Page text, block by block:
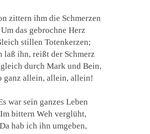
zittern ihm die Schmerzen
Um das gebrochne Herz
stillen Totenkerzen;
laß ihn, reißt der Schmerz
durch Mark und Bein,
ganz allein, allein, allein!
war sein ganzes Leben
Im bittern Weh verglüht,
Da hab ich ihn umgeben,